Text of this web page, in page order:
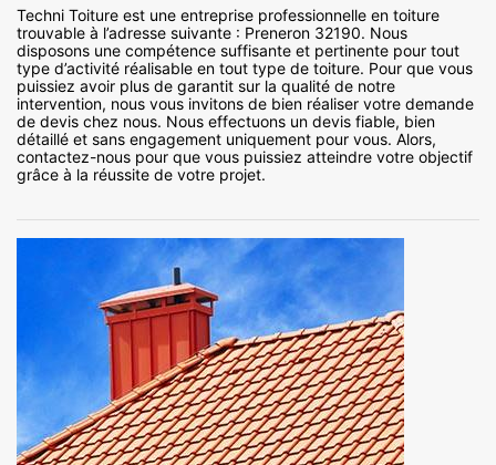
Techni Toiture est une entreprise professionnelle en toiture
trouvable à l’adresse suivante : Preneron 32190. Nous
disposons une compétence suffisante et pertinente pour tout
type d’activité réalisable en tout type de toiture. Pour que vous
puissiez avoir plus de garantit sur la qualité de notre
intervention, nous vous invitons de bien réaliser votre demande
de devis chez nous. Nous effectuons un devis fiable, bien
détaillé et sans engagement uniquement pour vous. Alors,
contactez-nous pour que vous puissiez atteindre votre objectif
grâce à la réussite de votre projet.